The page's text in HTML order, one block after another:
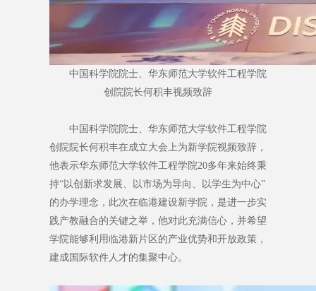
中国科学院院士、华东师范大学软件工程学院
创院院长何积丰视频致辞
中国科学院院士、华东师范大学软件工程学院
创院院长何积丰在成立大会上为新学院视频致辞，
他表示华东师范大学软件工程学院20多年来始终秉
持“以创新求发展、以市场为导向、以学生为中心”
的办学理念，此次在临港建设新学院，是进一步实
践产教融合的关键之举，他对此充满信心，并希望
学院能够利用临港新片区的产业优势和开放政策，
建成国际软件人才的集聚中心。